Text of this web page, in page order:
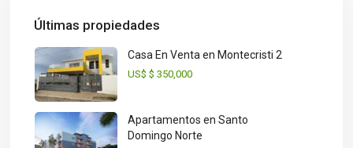
Últimas propiedades
Casa En Venta en Montecristi 2
US$ $ 350,000
Apartamentos en Santo
Domingo Norte